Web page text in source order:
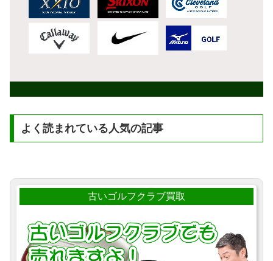
よく読まれている人気の記事
古いゴルフクラブ買取